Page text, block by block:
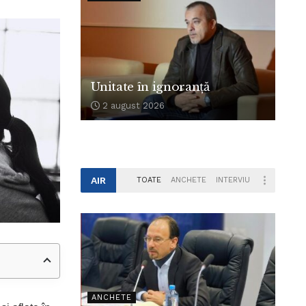
Unitate în ignoranță
2 august 2026
AIR TOATE ANCHETE INTERVIU
ANCHETE